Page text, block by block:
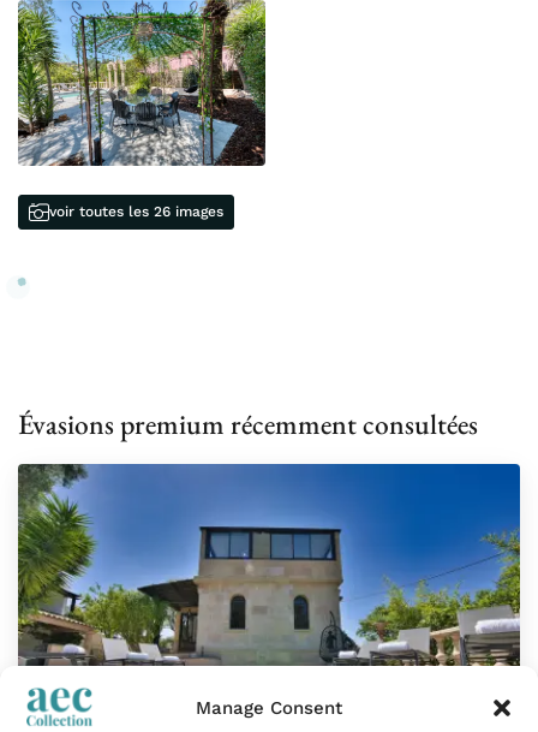
Manage Consent
voir toutes les 26 images
Évasions premium récemment consultées